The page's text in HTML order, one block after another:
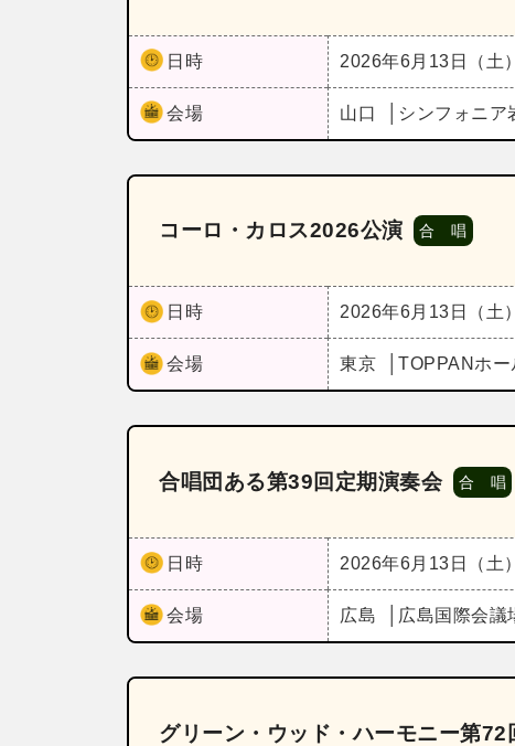
日時 2026年6月13日（土）
会場 山口 シンフォニア
コーロ・カロス2026公演 合 唱
日時 2026年6月13日（土）
会場 東京 TOPPANホー
合唱団ある第39回定期演奏会 合 唱
日時 2026年6月13日（土）
会場 広島 広島国際会議
グリーン・ウッド・ハーモニー第72